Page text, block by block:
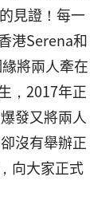
見證！每一
港Serena和
將兩人牽在
，2017年正
發又將兩人
沒有舉辦正
向大家正式